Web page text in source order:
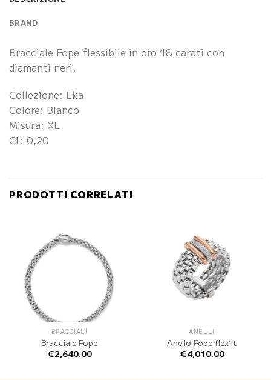
BRAND
Bracciale Fope flessibile in oro 18 carati con
diamanti neri.
Collezione: Eka
Colore: Bianco
Misura: XL
Ct: 0,20
PRODOTTI CORRELATI
BRACCIALI
Bracciale Fope
€2,640.00
ANELLI
Anello Fope flex’it
€4,010.00